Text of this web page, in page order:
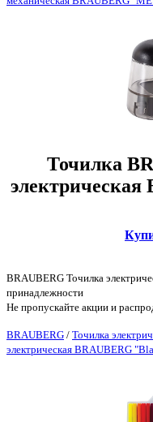
Точилка
BRAUBERG Точилка
принадлежности
Не пропускайте акции и
BRAUBERG / Точилка
электрическая BRAUBERG